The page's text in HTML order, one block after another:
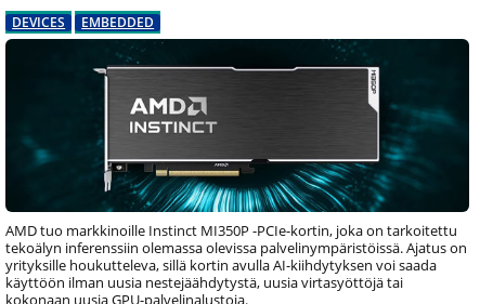
DEVICES EMBEDDED
AMD tuo markkinoille Instinct MI350P -PCIe-kortin, joka on tarkoitettu
tekoälyn inferenssiin olemassa olevissa palvelinympäristöissä. Ajatus on
yrityksille houkutteleva, sillä kortin avulla AI-kiihdytyksen voi saada
käyttöön ilman uusia nestejäähdytystä, uusia virtasyöttöjä tai
kokonaan uusia GPU-palvelinalustoja.